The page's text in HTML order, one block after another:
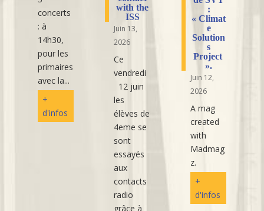
concerts
: à
14h30,
pour les
primaires
avec la...
+
d'infos
with the
ISS
Juin 13,
2026
Ce
vendredi
12 juin
les
élèves de
4eme se
sont
essayés
aux
contacts
radio
grâce à
:
« Climat
e
Solution
s
Project
».
Juin 12,
2026
A mag
created
with
Madmag
z.
+
d'infos